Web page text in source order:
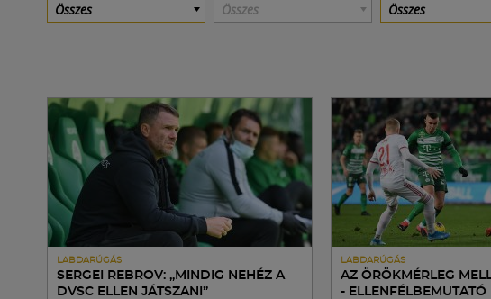
Összes Összes Összes
LABDARÚGÁS
SERGEI REBROV: „MINDIG NEHÉZ A
DVSC ELLEN JÁTSZANI”
LABDARÚGÁS
AZ ÖRÖKMÉRLEG
- ELLENFÉLBEMUTATÓ